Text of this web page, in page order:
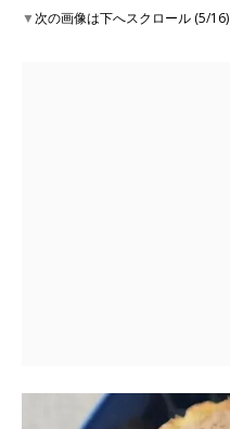
▼次の画像は下へスクロール (5/16)